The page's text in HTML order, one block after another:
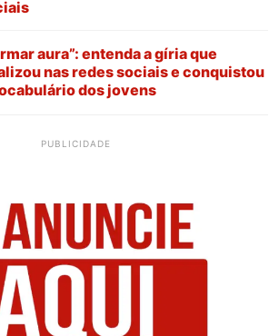
aura”: entenda a gíria que
nas redes sociais e conquistou
dos jovens
PUBLICIDADE